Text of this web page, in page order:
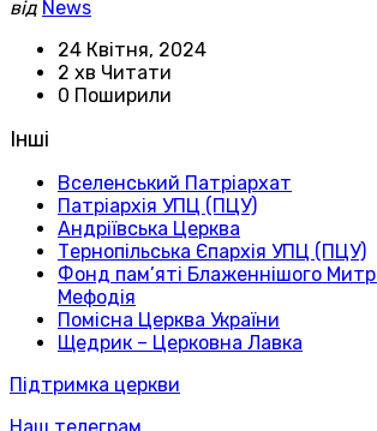
від News
24 Квітня, 2024
2 хв Читати
0 Поширили
Інші
Вселенський Патріархат
Патріархія УПЦ (ПЦУ)
Андріївська Церква
Тернопільська Єпархія УПЦ (ПЦУ)
Фонд пам’яті Блаженнішого
Мефодія
Помісна Церква України
Щедрик – Церковна Лавка
Підтримка церкви